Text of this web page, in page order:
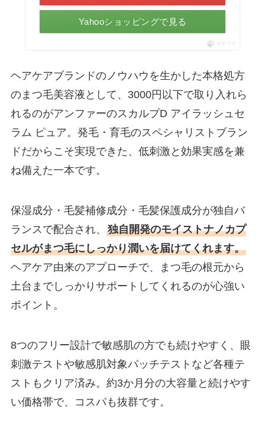
Yahooショッピングで見る
ポチップ
ヘアケアブランドのノウハウを生かした本格処方
のまつ毛美容液として、3000円以下で取り入れら
れるのがアンファーのスカルプD アイラッシュセ
ラム ピュア。発毛・育毛のスペシャリストブラン
ドだからこそ実現できた、低刺激と効果実感を兼
ね備えた一本です。
保湿成分・毛髪補修成分・毛髪保護成分が独自バ
ランスで配合され、 独自開発のモイストナノカプ
セルがまつ毛にしっかり潤いを届けてくれます。
ヘアケア由来のアプローチで、まつ毛の根元から
土台までしっかりサポートしてくれるのが心強い
ポイント。
8つのフリー設計で敏感肌の方でも続けやすく、眼
刺激テストや敏感肌対象パッチテストなど各種テ
ストもクリア済み。約3か月分の大容量と続けやす
い価格帯で、コスパも抜群です。